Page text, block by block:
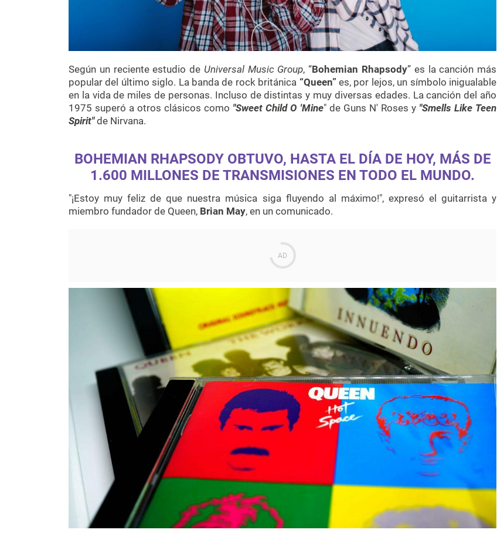
Según un reciente estudio de Universal Music Group, “Bohemian Rhapsody” es la canción más
popular del último siglo. La banda de rock británica “Queen”es, por lejos, un símbolo inigualable
en la vida de miles de personas. Incluso de distintas y muy diversas edades. La canción del año
1975 superó a otros clásicos como "Sweet Child O 'Mine" de Guns N' Roses y "Smells Like Teen
Spirit"de Nirvana.
BOHEMIAN RHAPSODY OBTUVO, HASTA EL DÍA DE HOY, MÁS DE
1.600 MILLONES DE TRANSMISIONES EN TODO EL MUNDO.
"¡Estoy muy feliz de que nuestra música siga fluyendo al máximo!", expresó el guitarrista y
miembro fundador de Queen, Brian May, en un comunicado.